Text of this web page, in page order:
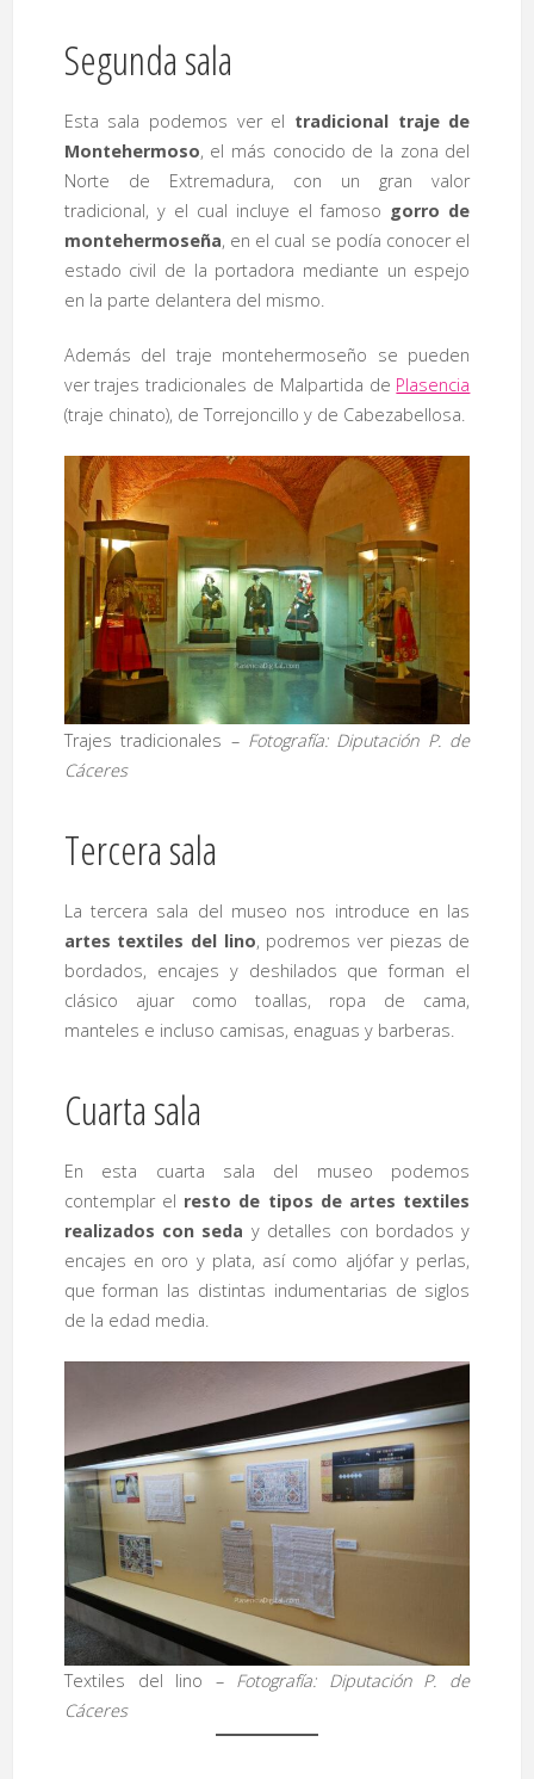
Segunda sala
Esta sala podemos ver el tradicional traje de
Montehermoso, el más conocido de la zona del
Norte de Extremadura, con un gran valor
tradicional, y el cual incluye el famoso gorro de
montehermoseña, en el cual se podía conocer el
estado civil de la portadora mediante un espejo
en la parte delantera del mismo.
Además del traje montehermoseño se pueden
ver trajes tradicionales de Malpartida de Plasencia
(traje chinato), de Torrejoncillo y de Cabezabellosa.
Trajes tradicionales – Fotografía: Diputación P. de
Cáceres
Tercera sala
La tercera sala del museo nos introduce en las
artes textiles del lino, podremos ver piezas de
bordados, encajes y deshilados que forman el
clásico ajuar como toallas, ropa de cama,
manteles e incluso camisas, enaguas y barberas.
Cuarta sala
En esta cuarta sala del museo podemos
contemplar el resto de tipos de artes textiles
realizados con seda y detalles con bordados y
encajes en oro y plata, así como aljófar y perlas,
que forman las distintas indumentarias de siglos
de la edad media.
Textiles del lino – Fotografía: Diputación P. de
Cáceres